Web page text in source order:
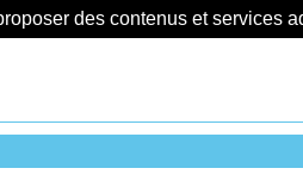
des contenus et services